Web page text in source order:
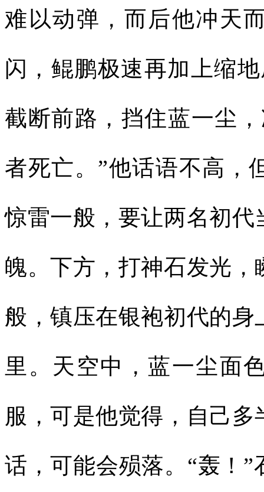
难以动弹，而后他冲天
闪，鲲鹏极速再加上缩
截断前路，挡住蓝一尘
者死亡。”他话语不高，
惊雷一般，要让两名初
魄。下方，打神石发光
般，镇压在银袍初代的
里。天空中，蓝一尘面
服，可是他觉得，自己
话，可能会殒落。“轰！